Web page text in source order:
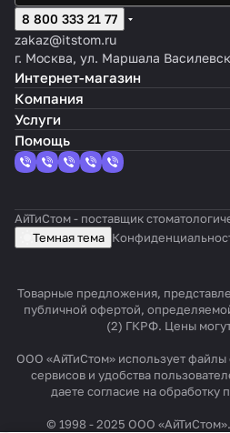
8 800 333 21 77
zakaz@itstom.ru
г. Москва, ул. Маршала
Интернет-магазин
Компания
Услуги
Помощь
АйТиСтом - поставщик
Темная тема
Товарные предложения,
публичной офертой,
(2) ГКРФ. Цены могут
ООО «АйТиСтом» использует файлы
сервисов и удобства
даете согласие на обработку
© 1998 - 2025 ООО